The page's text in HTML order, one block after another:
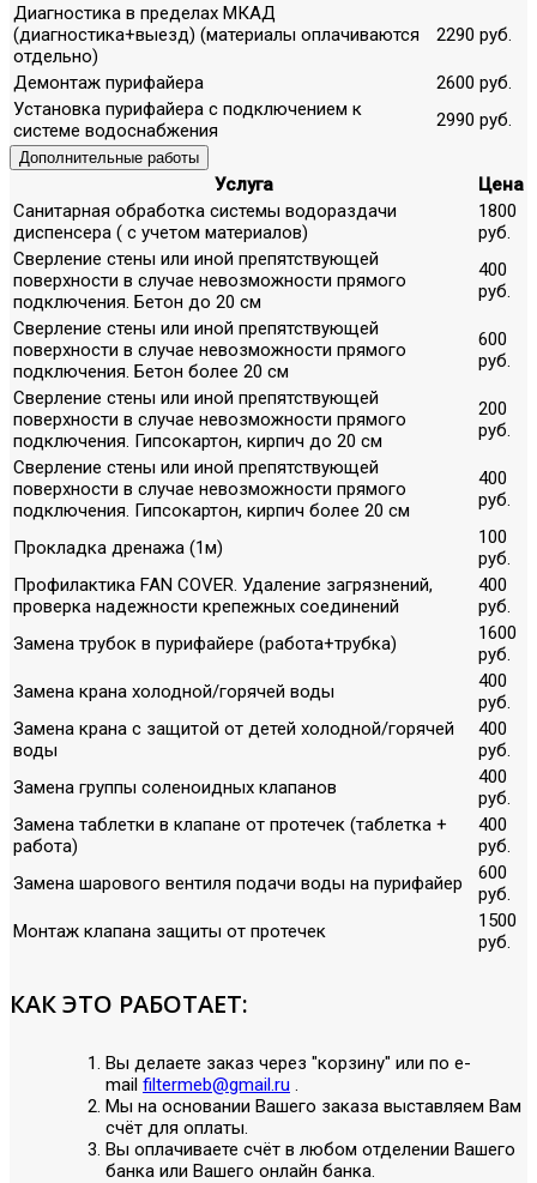
Диагностика в пределах МКАД
(диагностика+выезд) (материалы оплачиваются
отдельно)
2290 руб.
Демонтаж пурифайера
2600 руб.
Установка пурифайера с подключением к
системе водоснабжения
2990 руб.
Дополнительные работы
Услуга
Цена
Санитарная обработка системы водораздачи
диспенсера ( с учетом материалов)
1800
руб.
Сверление стены или иной препятствующей
поверхности в случае невозможности прямого
подключения. Бетон до 20 см
400
руб.
Сверление стены или иной препятствующей
поверхности в случае невозможности прямого
подключения. Бетон более 20 см
600
руб.
Сверление стены или иной препятствующей
поверхности в случае невозможности прямого
подключения. Гипсокартон, кирпич до 20 см
200
руб.
Сверление стены или иной препятствующей
поверхности в случае невозможности прямого
подключения. Гипсокартон, кирпич более 20 см
400
руб.
Прокладка дренажа (1м)
100
руб.
Профилактика FAN COVER. Удаление загрязнений,
проверка надежности крепежных соединений
400
руб.
Замена трубок в пурифайере (работа+трубка)
1600
руб.
Замена крана холодной/горячей воды
400
руб.
Замена крана с защитой от детей холодной/горячей
воды
400
руб.
Замена группы соленоидных клапанов
400
руб.
Замена таблетки в клапане от протечек (таблетка +
работа)
400
руб.
Замена шарового вентиля подачи воды на пурифайер
600
руб.
Монтаж клапана защиты от протечек
1500
руб.
КАК ЭТО РАБОТАЕТ:
Вы делаете заказ через "корзину" или по е-
mail filtermeb@gmail.ru .
Мы на основании Вашего заказа выставляем Вам
счёт для оплаты.
Вы оплачиваете счёт в любом отделении Вашего
банка или Вашего онлайн банка.